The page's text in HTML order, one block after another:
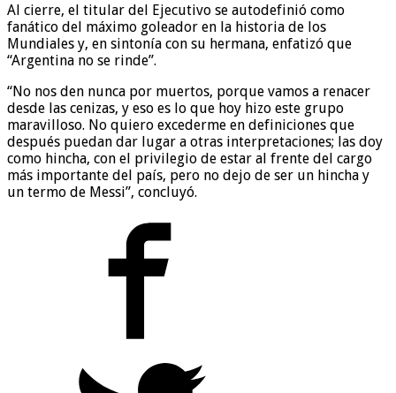
Al cierre, el titular del Ejecutivo se autodefinió como
fanático del máximo goleador en la historia de los
Mundiales y, en sintonía con su hermana, enfatizó que
“Argentina no se rinde”.
“No nos den nunca por muertos, porque vamos a renacer
desde las cenizas, y eso es lo que hoy hizo este grupo
maravilloso. No quiero excederme en definiciones que
después puedan dar lugar a otras interpretaciones; las doy
como hincha, con el privilegio de estar al frente del cargo
más importante del país, pero no dejo de ser un hincha y
un termo de Messi”, concluyó.